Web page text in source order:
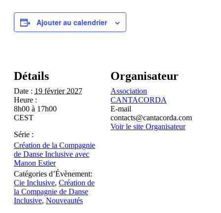
Ajouter au calendrier
Détails
Date : 19 février 2027
Heure :
8h00 à 17h00
CEST
Série :
Création de la Compagnie
de Danse Inclusive avec
Manon Estier
Catégories d’Évènement:
Cie Inclusive, Création de
la Compagnie de Danse
Inclusive, Nouveautés
Organisateur
Association
CANTACORDA
E-mail
contacts@cantacorda.com
Voir le site Organisateur